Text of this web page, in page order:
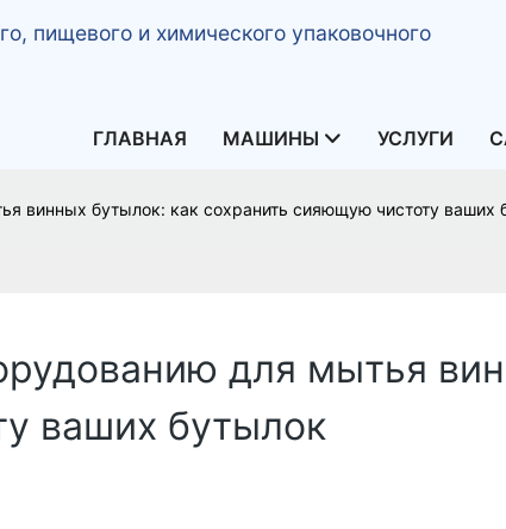
пищевого и химического упаковочного
ГЛАВНАЯ МАШИНЫ УСЛУГИ
винных бутылок: как сохранить сияющую чистоту ваших
для мытья
ваших бутылок